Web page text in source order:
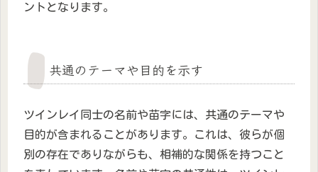
ントとなります。
共通のテーマや目的を示す
ツインレイ同士の名前や苗字には、共通のテーマや
目的が含まれることがあります。これは、彼らが個
別の存在でありながらも、相補的な関係を持つこと